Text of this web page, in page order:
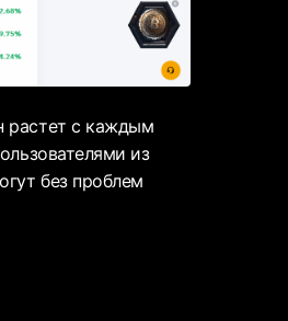
растет с каждым
из
без проблем